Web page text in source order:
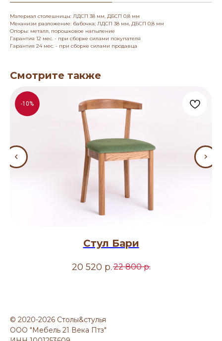
Материал столешницы: ЛДСП 38 мм, ДБСП 0,8 мм
Механизм разложение: бабочка; ЛДСП 38 мм, ДБСП 0,8 мм
Опоры: металл, порошковое напыление
Гарантия 12 мес. - при сборке силами покупателя
Гарантия 24 мес. - при сборке силами продавца
Смотрите также
-10%
Стул Бари
20 520 р.22 800 р.
© 2020-2026 Столы&стулья
ООО "Мебель 21 Века Птз"